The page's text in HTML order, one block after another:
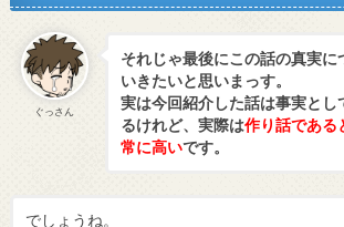
ぐっさん
それじゃ最後にこの話の真実に
いきたいと思いまっす。
実は今回紹介した話は事実とし
るけれど、実際は作り話である
常に高いです。
でしょうね。